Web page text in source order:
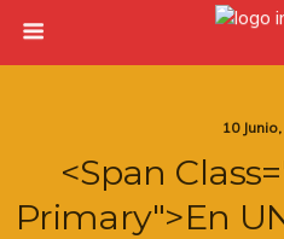
10
<span
Primary">En